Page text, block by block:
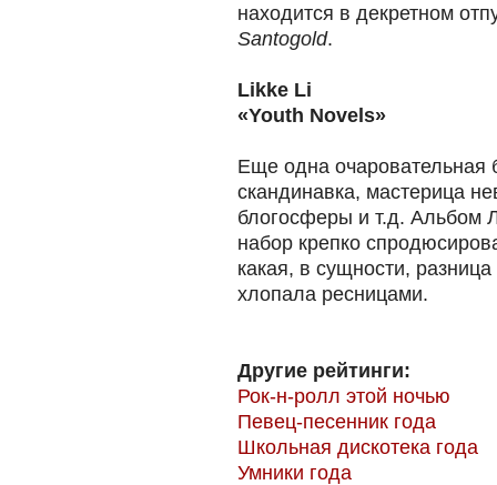
находится в декретном
Santogold.
Likke Li
«Youth Novels»
Еще одна очаровательная
скандинавка, мастерица
блогосферы и т.д. Альбом
набор крепко
какая, в сущности,
хлопала ресницами.
Другие рейтинги:
Рок-н-ролл этой ночью
Певец-песенник года
Школьная дискотека года
Умники года